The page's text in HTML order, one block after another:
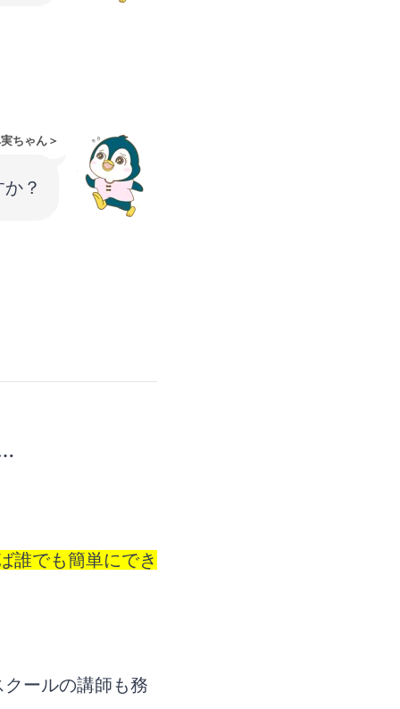
ちゃん＞
？
…
誰でも簡単にでき
ールの講師も務